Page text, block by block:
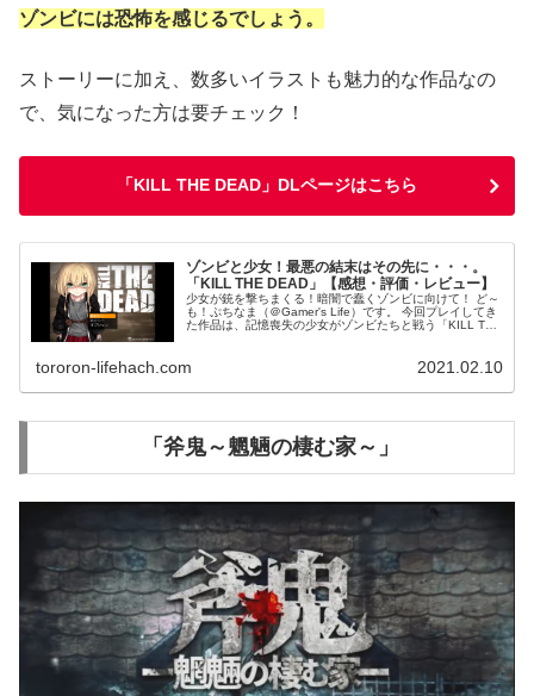
ゾンビには恐怖を感じるでしょう。
ストーリーに加え、数多いイラストも魅力的な作品なの
で、気になった方は要チェック！
「KILL THE DEAD」DLページはこちら
ゾンビと少女！最悪の結末はその先に・・・。
「KILL THE DEAD」【感想・評価・レビュー】
少女が銃を撃ちまくる！暗闇で蠢くゾンビに向けて！ ど～
も！ぷちなま（＠Gamer's Life）です。 今回プレイしてき
た作品は、記憶喪失の少女がゾンビたちと戦う「KILL THE
tororon-lifehach.com 2021.02.10
「斧鬼～魍魎の棲む家～」